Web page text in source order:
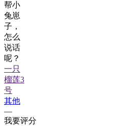
帮小
兔崽
子，
怎么
说话
呢？
一只
榴莲3
号
其他
—
我要评分